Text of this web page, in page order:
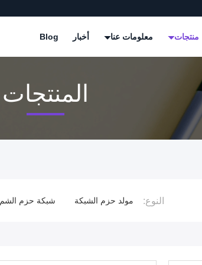
منتجات معلومات عنا أخبار Blog
المنتجات
النوع:حزم الوسيط مولد حزم الشبكة شبكة حزم الشم